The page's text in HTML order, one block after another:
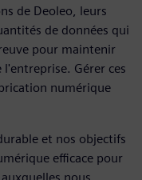
de Deoleo, leurs
de données qui
pour maintenir
Gérer ces
numérique
et nos objectifs
efficace pour
nous